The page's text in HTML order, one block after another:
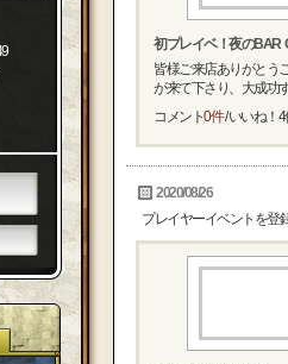
初プレイベ！夜のBAR
皆様ご来店ありがとう
が来て下さり、大成功
コメント0件/ いいね！ 4
2020/08/26
プレイヤーイベントを登